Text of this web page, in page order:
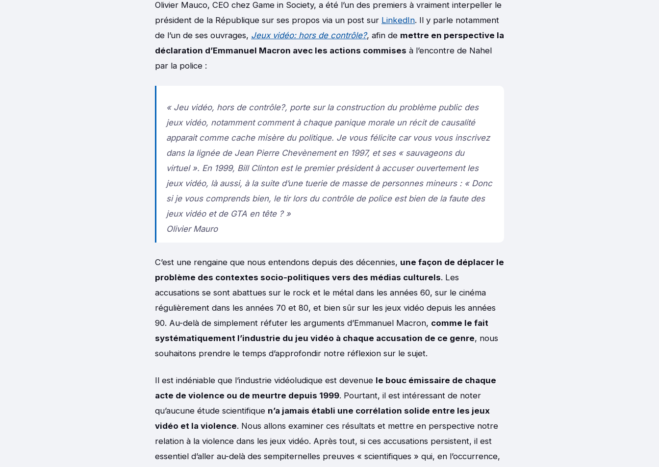
Olivier Mauco, CEO chez Game in Society, a été l’un des premiers à vraiment interpeller le
président de la République sur ses propos via un post sur LinkedIn. Il y parle notamment
de l’un de ses ouvrages, Jeux vidéo: hors de contrôle?, afin de mettre en perspective la
déclaration d’Emmanuel Macron avec les actions commises à l’encontre de Nahel
par la police :
« Jeu vidéo, hors de contrôle?, porte sur la construction du problème public des
jeux vidéo, notamment comment à chaque panique morale un récit de causalité
apparait comme cache misère du politique. Je vous félicite car vous vous inscrivez
dans la lignée de Jean Pierre Chevènement en 1997, et ses « sauvageons du
virtuel ». En 1999, Bill Clinton est le premier président à accuser ouvertement les
jeux vidéo, là aussi, à la suite d’une tuerie de masse de personnes mineurs : « Donc
si je vous comprends bien, le tir lors du contrôle de police est bien de la faute des
jeux vidéo et de GTA en tête ? »
Olivier Mauro
C’est une rengaine que nous entendons depuis des décennies, une façon de déplacer le
problème des contextes socio-politiques vers des médias culturels. Les
accusations se sont abattues sur le rock et le métal dans les années 60, sur le cinéma
régulièrement dans les années 70 et 80, et bien sûr sur les jeux vidéo depuis les années
90. Au-delà de simplement réfuter les arguments d’Emmanuel Macron, comme le fait
systématiquement l’industrie du jeu vidéo à chaque accusation de ce genre, nous
souhaitons prendre le temps d’approfondir notre réflexion sur le sujet.
Il est indéniable que l’industrie vidéoludique est devenue le bouc émissaire de chaque
acte de violence ou de meurtre depuis 1999. Pourtant, il est intéressant de noter
qu’aucune étude scientifique n’a jamais établi une corrélation solide entre les jeux
vidéo et la violence. Nous allons examiner ces résultats et mettre en perspective notre
relation à la violence dans les jeux vidéo. Après tout, si ces accusations persistent, il est
essentiel d’aller au-delà des sempiternelles preuves « scientifiques » qui, en l’occurrence,